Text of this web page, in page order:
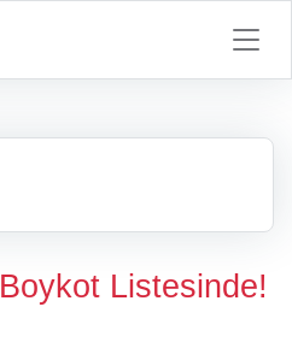
Boykot Listesinde!